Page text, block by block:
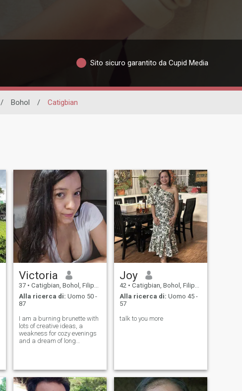
Sito sicuro garantito da Cupid Media
/ Bohol / Catigbian
Victoria
37 • Catigbian, Bohol, Filippine
Alla ricerca di: Uomo 50 -
87
I am a burning brunette with
lots of creative ideas, a
weakness for cozy evenings
and a dream of long
seething inside me. I love
spending time outdoors
where I can breathe
Joy
42 • Catigbian, Bohol, Filippine
Alla ricerca di: Uomo 45 -
57
talk to you more